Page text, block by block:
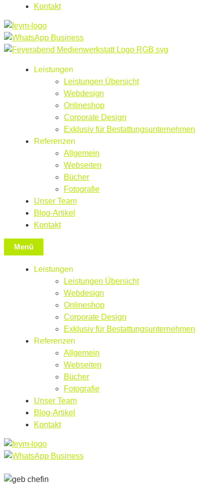
Kontakt
Leistungen
Leistungen Übersicht
Webdesign
Onlineshop
Corporate Design
Exklusiv für Bestattungsunternehmen
Referenzen
Allgemein
Webseiten
Bücher
Fotografie
Unser Team
Blog-Artikel
Kontakt
Menü
Leistungen
Leistungen Übersicht
Webdesign
Onlineshop
Corporate Design
Exklusiv für Bestattungsunternehmen
Referenzen
Allgemein
Webseiten
Bücher
Fotografie
Unser Team
Blog-Artikel
Kontakt